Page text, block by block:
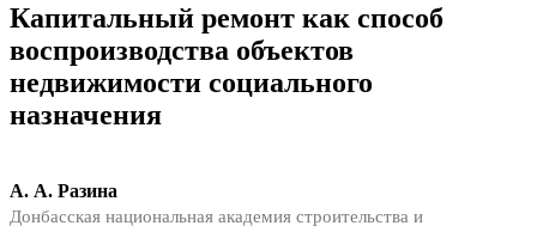
Капитальный ремонт как способ
воспроизводства объектов
недвижимости социального
назначения
А. А. Разина
Донбасская национальная академия строительства и